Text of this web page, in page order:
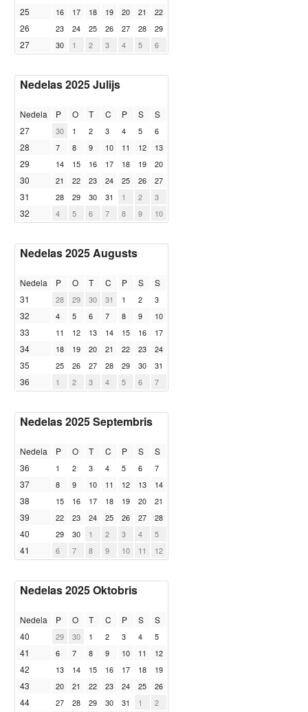
25 16 17 18 19 20 21 22
26 23 24 25 26 27 28 29
27 30 1 2 3 4 5 6
Nedelas 2025 Julijs
Nedela P O T C P S
S
27
30 1 2 3 4 5 6
28 7 8 9 10 11 12 13
29 14 15 16 17 18 19 20
30 21 22 23 24 25 26 27
31 28 29 30 31 1 2 3
32 4 5 6 7 8 9 10
Nedelas 2025 Augusts
Nedela P O T C P S
S
31
28 29 30 31 1 2 3
32 4 5 6 7 8 9 10
33 11 12 13 14 15 16 17
34 18 19 20 21 22 23 24
35 25 26 27 28 29 30 31
36 1 2 3 4 5 6 7
Nedelas 2025 Septembris
Nedela P O T C P S
S
36
1 2 3 4 5 6 7
37 8 9 10 11 12 13 14
38 15 16 17 18 19 20 21
39 22 23 24 25 26 27 28
40 29 30 1 2 3 4 5
41 6 7 8 9 10 11 12
Nedelas 2025 Oktobris
Nedela P O T C P S
S
40
29 30 1 2 3 4 5
41 6 7 8 9 10 11 12
42 13 14 15 16 17 18 19
43 20 21 22 23 24 25 26
44 27 28 29 30 31 1 2